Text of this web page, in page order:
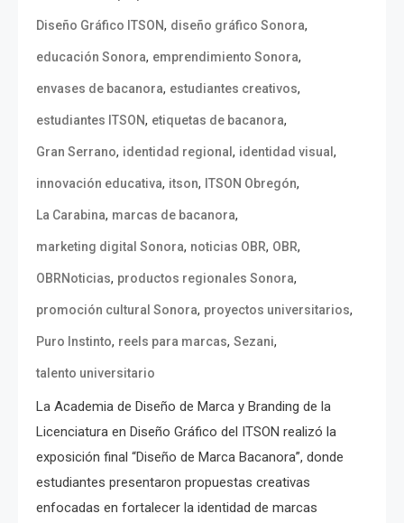
Diseño Gráfico ITSON, diseño gráfico Sonora,
educación Sonora, emprendimiento Sonora,
envases de bacanora, estudiantes creativos,
estudiantes ITSON, etiquetas de bacanora,
Gran Serrano, identidad regional, identidad visual,
innovación educativa, itson, ITSON Obregón,
La Carabina, marcas de bacanora,
marketing digital Sonora, noticias OBR, OBR,
OBRNoticias, productos regionales Sonora,
promoción cultural Sonora, proyectos universitarios,
Puro Instinto, reels para marcas, Sezani,
talento universitario
La Academia de Diseño de Marca y Branding de la
Licenciatura en Diseño Gráfico del ITSON realizó la
exposición final “Diseño de Marca Bacanora”, donde
estudiantes presentaron propuestas creativas
enfocadas en fortalecer la identidad de marcas